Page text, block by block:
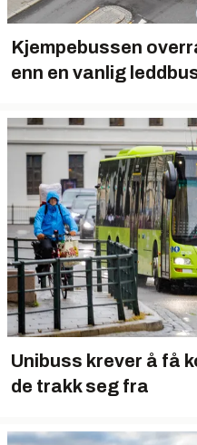
Kjempebussen
enn en vanlig
Unibuss krever å få
de trakk seg fra